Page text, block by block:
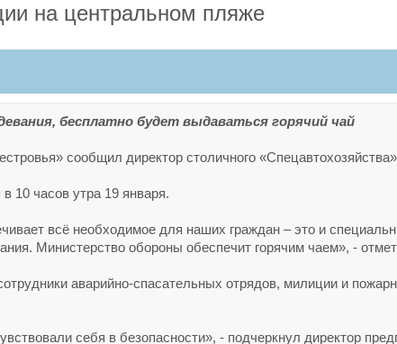
на центральном пляже
бесплатно будет выдаваться горячий чай
сообщил директор столичного
10 часов утра 19 января.
всё необходимое для наших граждан – это и
Министерство обороны обеспечит горячим чаем», -
аварийно-спасательных отрядов, милиции и
себя в безопасности», - подчеркнул директор